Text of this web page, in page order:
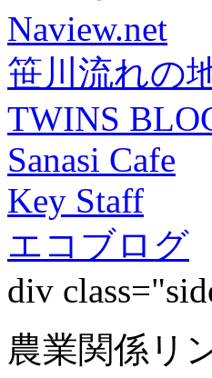
Naview.net
笹川流れの
TWINS
Sanasi Cafe
Key Staff
エコブログ
div
農業関係リ